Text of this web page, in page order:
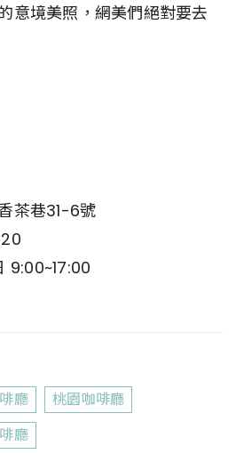
意境美照，網美們絕對要去
茶巷31-6號
9:00~17:00
廳
桃園咖啡廳
廳